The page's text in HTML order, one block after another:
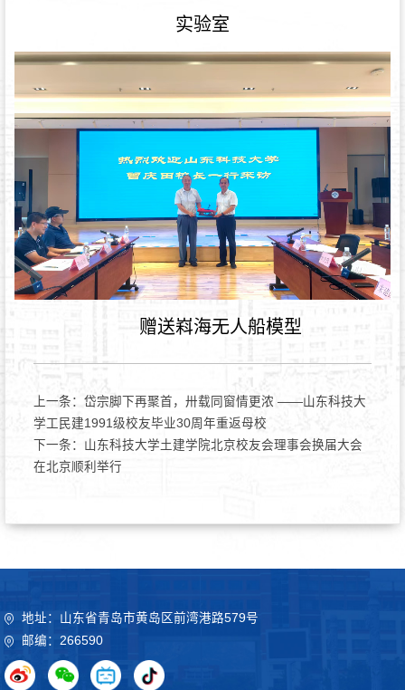
实验室
赠送嵙海无人船模型
上一条： 岱宗脚下再聚首，卅载同窗情更浓 ——山东科技大
学工民建1991级校友毕业30周年重返母校
下一条： 山东科技大学土建学院北京校友会理事会换届大会
在北京顺利举行
地址：山东省青岛市黄岛区前湾港路579号
邮编：266590